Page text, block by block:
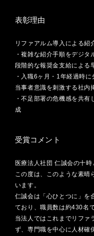
表彰理由
リファアルム導入による紹
・複雑な紹介手順をデジ
段階的な報奨金支給による
・入職6ヶ月・1年経過時
当事者意識を刺激する社内
・不足部署の危機感を共
成
受賞コメント
医療法人社団 仁誠会の十時
この度は、このような素
います。
仁誠会は「心ひとつに」を
ており、職員数は約430名で
当法人ではこれまでリファ
ず、専門職を中心に人材確